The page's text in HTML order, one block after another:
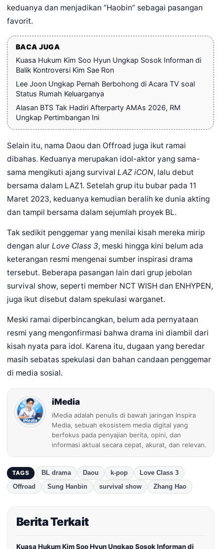
keduanya dan menjadikan “Haobin” sebagai pasangan
favorit.
BACA JUGA
Kuasa Hukum Kim Soo Hyun Ungkap Sosok Informan di
Balik Kontroversi Kim Sae Ron
Lee Joon Ungkap Pernah Berbohong di Acara TV soal
Status Rumah Keluarganya
Alasan BTS Tak Hadiri Afterparty AMAs 2026, RM
Ungkap Pertimbangan Ini
Selain itu, nama Daou dan Offroad juga ikut ramai
dibahas. Keduanya merupakan idol-aktor yang sama-
sama mengikuti ajang survival LAZ iCON, lalu debut
bersama dalam LAZ1. Setelah grup itu bubar pada 11
Maret 2023, keduanya kemudian beralih ke dunia akting
dan tampil bersama dalam sejumlah proyek BL.
Tak sedikit penggemar yang menilai kisah mereka mirip
dengan alur Love Class 3, meski hingga kini belum ada
keterangan resmi mengenai sumber inspirasi drama
tersebut. Beberapa pasangan lain dari grup jebolan
survival show, seperti member NCT WISH dan ENHYPEN,
juga ikut disebut dalam spekulasi warganet.
Meski ramai diperbincangkan, belum ada pernyataan
resmi yang mengonfirmasi bahwa drama ini diambil dari
kisah nyata para idol. Karena itu, dugaan yang beredar
masih sebatas spekulasi dan bahan candaan penggemar
di media sosial.
iMedia
iMedia adalah penulis di bawah jaringan Inspira
Media, sebuah ekosistem media digital yang
berfokus pada penyajian berita, opini, dan
informasi aktual secara cepat, akurat, dan relevan.
TAGS BL drama Daou k-pop
Love Class 3
Offroad
Sung Hanbin survival show Zhang Hao
Berita Terkait
Kuasa Hukum Kim Soo Hyun Ungkap Sosok Informan di